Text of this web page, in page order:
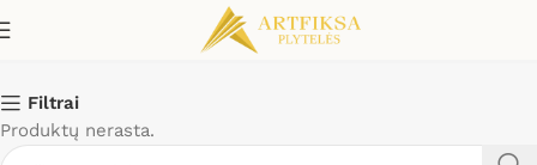
Nude Hex
Filtrai
Produktų nerasta.